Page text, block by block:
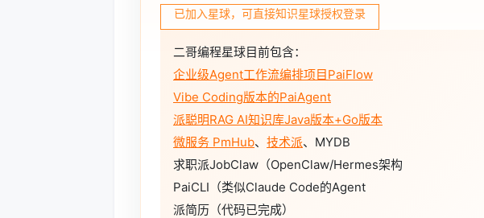
已加入星球，可直接知识星球授权登录
二哥编程星球目前包含：
企业级Agent工作流编排项目PaiFlow
Vibe Coding版本的PaiAgent
派聪明RAG AI知识库Java版本+Go版本
微服务 PmHub、 技术派、MYDB
求职派JobClaw（OpenClaw/Hermes架构
PaiCLI（类似Claude Code的Agent
派简历（代码已完成）